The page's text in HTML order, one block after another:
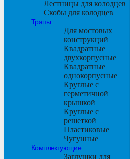
Лестницы для колодцев
Скобы для колодцев
Трапы
Для мостовых
конструкций
Квадратные
двухкорпусные
Квадратные
однокорпусные
Круглые с
герметичной
крышкой
Круглые с
решеткой
Пластиковые
Чугунные
Комплектующие
Заглушки для